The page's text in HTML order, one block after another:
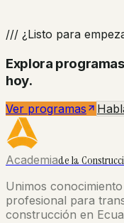
/// ¿Listo para
Explora
hoy.
Ver programas
Academiade la
Unimos
profesional para
construcción en